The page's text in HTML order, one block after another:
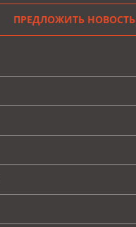
ПРЕДЛОЖИТЬ НОВОСТЬ